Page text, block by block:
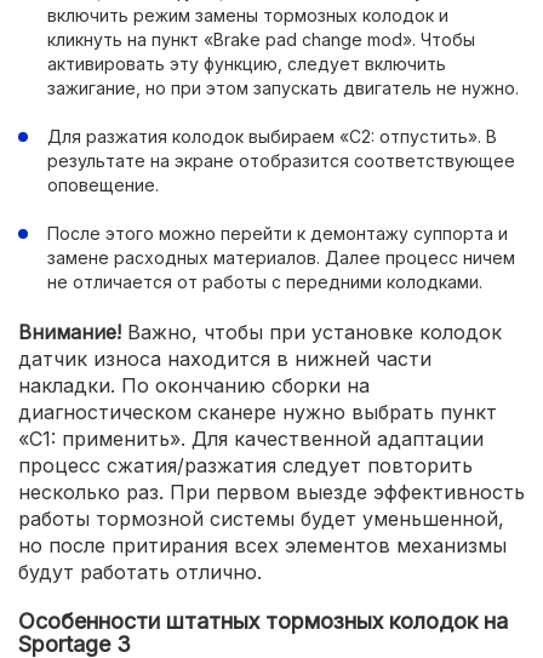
включить режим замены тормозных колодок и
кликнуть на пункт «Brake pad change mod». Чтобы
активировать эту функцию, следует включить
зажигание, но при этом запускать двигатель не нужно.
Для разжатия колодок выбираем «С2: отпустить». В
результате на экране отобразится соответствующее
оповещение.
После этого можно перейти к демонтажу суппорта и
замене расходных материалов. Далее процесс ничем
не отличается от работы с передними колодками.
Внимание! Важно, чтобы при установке колодок
датчик износа находится в нижней части
накладки. По окончанию сборки на
диагностическом сканере нужно выбрать пункт
«С1: применить». Для качественной адаптации
процесс сжатия/разжатия следует повторить
несколько раз. При первом выезде эффективность
работы тормозной системы будет уменьшенной,
но после притирания всех элементов механизмы
будут работать отлично.
Особенности штатных тормозных колодок на
Sportage 3